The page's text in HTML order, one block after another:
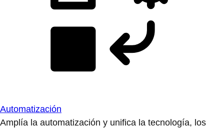
Automatización
Amplía la automatización y unifica la tecnología, los